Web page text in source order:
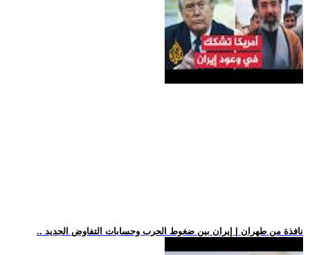
.. نافذة من طهران | إيران بين ضغوط الحرب وحسابات التفاوض الجديد